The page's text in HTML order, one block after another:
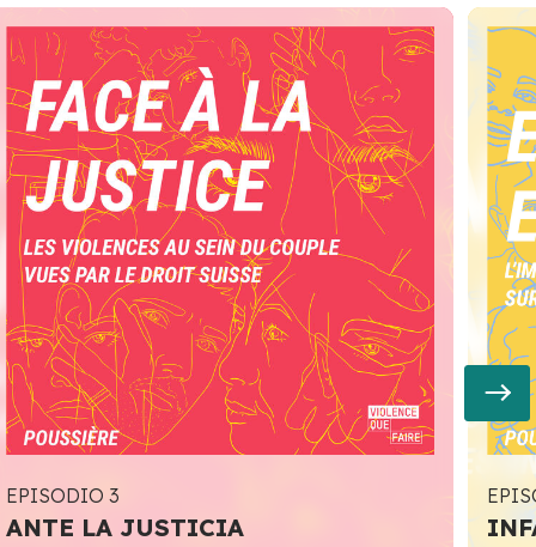
EPISODIO 3
ANTE LA JUSTICIA